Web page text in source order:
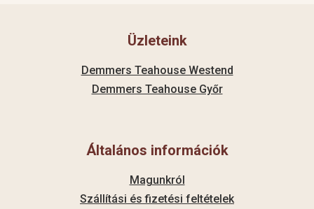
Üzleteink
Demmers Teahouse Westend
Demmers Teahouse Győr
Általános információk
Magunkról
Szállítási és fizetési feltételek